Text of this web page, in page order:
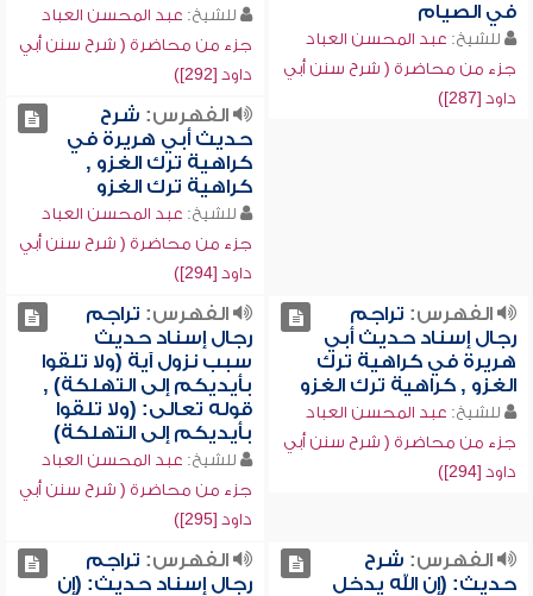
في الصيام
للشيخ: عبد المحسن العباد
جزء من محاضرة ( شرح سنن أبي
داود [287])
للشيخ: عبد المحسن العباد
جزء من محاضرة ( شرح سنن أبي
داود [292])
الفهرس: شرح
حديث أبي هريرة في
كراهية ترك الغزو ,
كراهية ترك الغزو
للشيخ: عبد المحسن العباد
جزء من محاضرة ( شرح سنن أبي
داود [294])
الفهرس: تراجم
رجال إسناد حديث أبي
هريرة في كراهية ترك
الغزو , كراهية ترك الغزو
للشيخ: عبد المحسن العباد
جزء من محاضرة ( شرح سنن أبي
داود [294])
الفهرس: تراجم
رجال إسناد حديث
سبب نزول آية (ولا تلقوا
بأيديكم إلى التهلكة) ,
قوله تعالى: (ولا تلقوا
بأيديكم إلى التهلكة)
للشيخ: عبد المحسن العباد
جزء من محاضرة ( شرح سنن أبي
داود [295])
الفهرس: شرح
حديث: (إن الله يدخل
الفهرس: تراجم
رجال إسناد حديث: (إن